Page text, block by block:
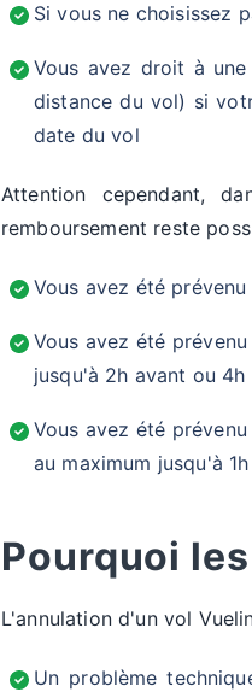
Si vous ne choisissez
Vous avez droit à une
distance du vol) si
date du vol
Attention cependant,
remboursement reste
Vous avez été
Vous avez été
jusqu'à 2h avant ou
Vous avez été
au maximum jusqu'à
Pourquoi
L'annulation d'un vol
Un problème